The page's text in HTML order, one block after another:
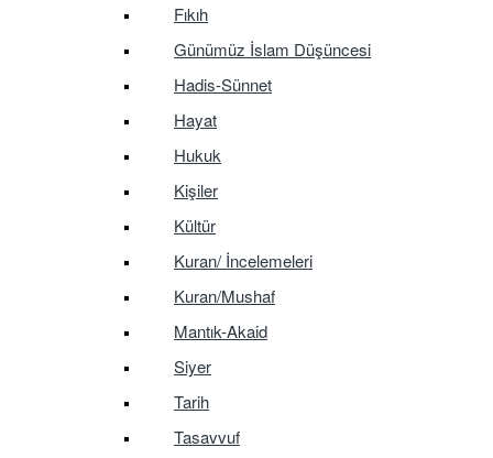
Fıkıh
Günümüz İslam Düşüncesi
Hadis-Sünnet
Hayat
Hukuk
Kişiler
Kültür
Kuran/ İncelemeleri
Kuran/Mushaf
Mantık-Akaid
Siyer
Tarih
Tasavvuf